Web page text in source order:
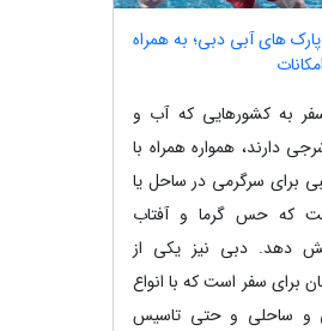
پارک های آبی دبی؛ به همراه
به کشورهایی که آب و
دارند، همواره همراه با
برای سرگرمی در ساحل یا
که حس گرما و آفتاب
دهد. دبی نیز یکی از
برای سفر است که با انواع
و ساحلی و حتی تاسیس